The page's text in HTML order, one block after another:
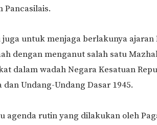
Pancasilais.
juga untuk menjaga berlakunya
dengan menganut salah satu
dalam wadah Negara Kesatuan
dan Undang-Undang Dasar 1945.
agenda rutin yang dilakukan oleh